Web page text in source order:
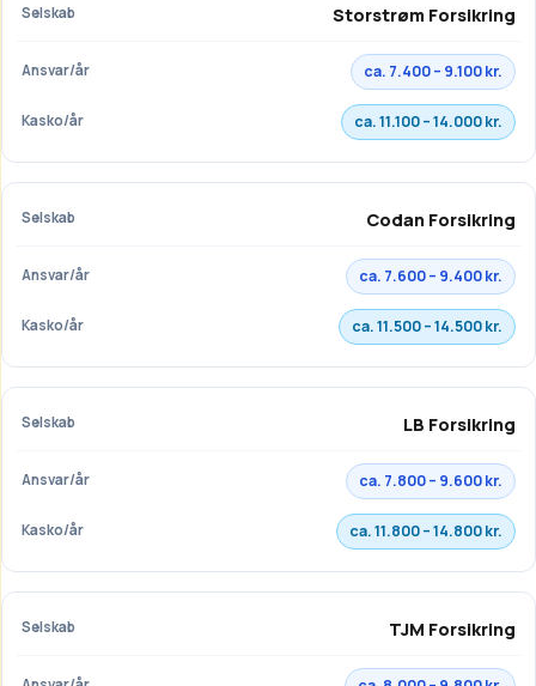
Storstrøm Forsikring
ca. 7.400 – 9.100 kr.
ca. 11.100 – 14.000 kr.
Codan Forsikring
ca. 7.600 – 9.400 kr.
ca. 11.500 – 14.500 kr.
LB Forsikring
ca. 7.800 – 9.600 kr.
ca. 11.800 – 14.800 kr.
TJM Forsikring